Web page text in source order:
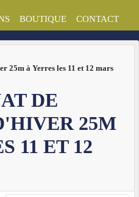
BOUTIQUE CONTACT
25m à Yerres les 11 et 12 mars
DE
25M
11 ET 12